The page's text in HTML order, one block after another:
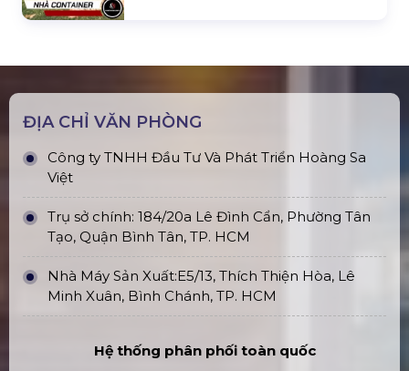
ĐỊA CHỈ VĂN PHÒNG
Công ty TNHH Đầu Tư Và Phát Triển Hoàng Sa
Việt
Trụ sở chính: 184/20a Lê Đình Cẩn, Phường Tân
Tạo, Quận Bình Tân, TP. HCM
Nhà Máy Sản Xuất:E5/13, Thích Thiện Hòa, Lê
Minh Xuân, Bình Chánh, TP. HCM
Hệ thống phân phối toàn quốc